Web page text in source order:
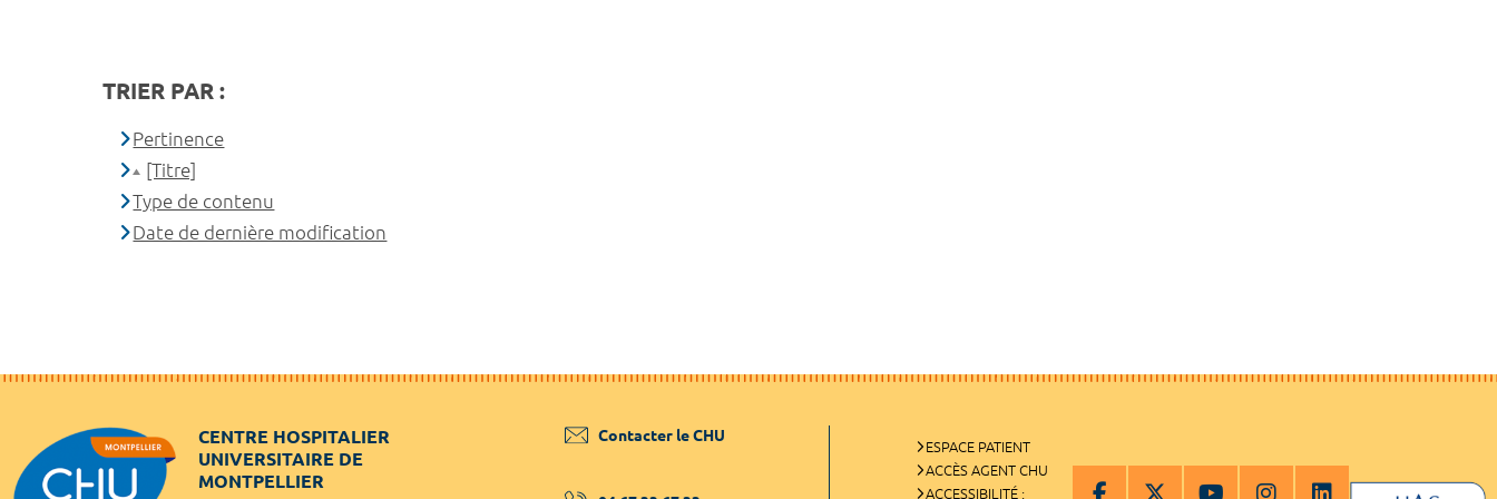
TRIER PAR :
Pertinence
[Titre]
Type de contenu
Date de dernière modification
CENTRE HOSPITALIER
UNIVERSITAIRE DE
MONTPELLIER
Contacter le CHU
ESPACE PATIENT
ACCÈS AGENT CHU
ACCESSIBILITÉ :